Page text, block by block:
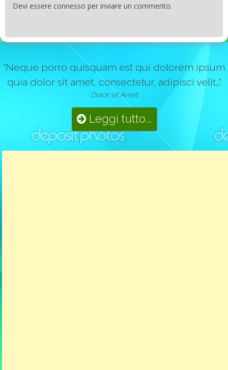
Devi essere connesso per inviare un commento.
"Neque porro quisquam est qui dolorem ipsum
quia dolor sit amet, consectetur, adipisci velit..."
Dolor sit Amet
Leggi tutto...